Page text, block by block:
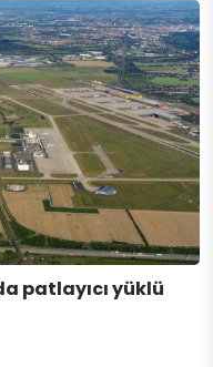
patlayıcı yüklü